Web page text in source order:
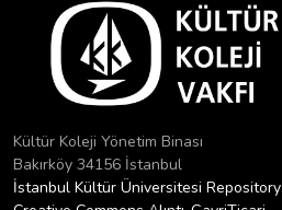
Kültür Koleji Yönetim Binası
Bakırköy 34156 İstanbul
İstanbul Kültür Üniversitesi Repository